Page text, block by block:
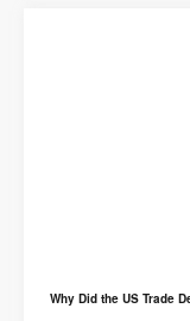
Why Did the US Trade